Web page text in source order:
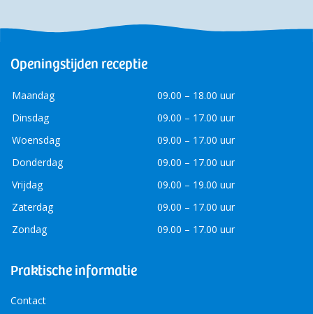
Openingstijden receptie
Maandag
09.00 – 18.00 uur
Dinsdag
09.00 – 17.00 uur
Woensdag
09.00 – 17.00 uur
Donderdag
09.00 – 17.00 uur
Vrijdag
09.00 – 19.00 uur
Zaterdag
09.00 – 17.00 uur
Zondag
09.00 – 17.00 uur
Praktische informatie
Contact